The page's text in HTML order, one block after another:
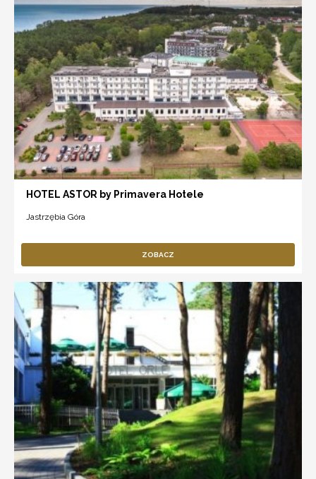
HOTEL ASTOR by Primavera Hotele
Jastrzębia Góra
ZOBACZ